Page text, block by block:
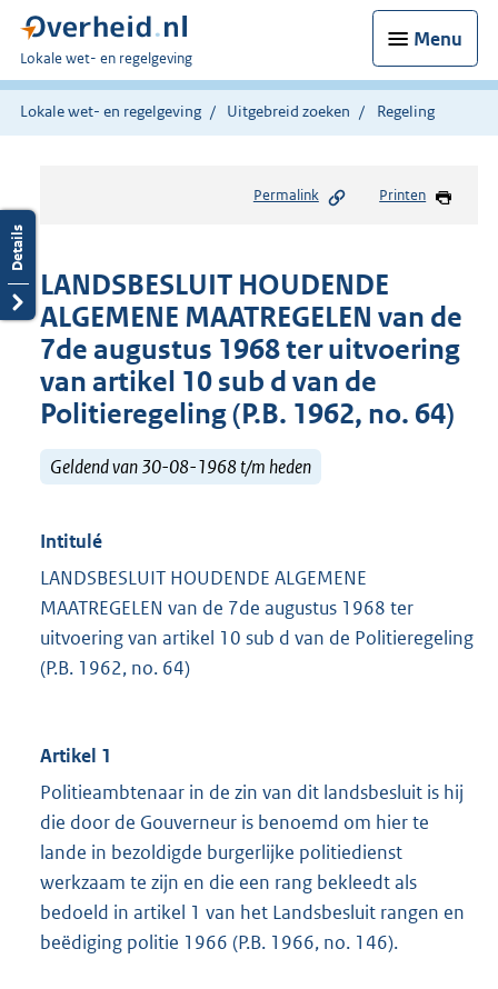
Menu
U
bent
hier:
Lokale wet- en regelgeving
Lokale wet- en regelgeving Uitgebreid zoeken Regeling
Permalink Printen
LANDSBESLUIT HOUDENDE
ALGEMENE MAATREGELEN van de
7de augustus 1968 ter uitvoering
van artikel 10 sub d van de
Politieregeling (P.B. 1962, no. 64)
Geldend van 30-08-1968 t/m heden
Intitulé
LANDSBESLUIT HOUDENDE ALGEMENE
MAATREGELEN van de 7de augustus 1968 ter
uitvoering van artikel 10 sub d van de Politieregeling
(P.B. 1962, no. 64)
Artikel 1
Politieambtenaar in de zin van dit landsbesluit is hij
die door de Gouverneur is benoemd om hier te
lande in bezoldigde burgerlijke politiedienst
werkzaam te zijn en die een rang bekleedt als
bedoeld in artikel 1 van het Landsbesluit rangen en
beëdiging politie 1966 (P.B. 1966, no. 146).